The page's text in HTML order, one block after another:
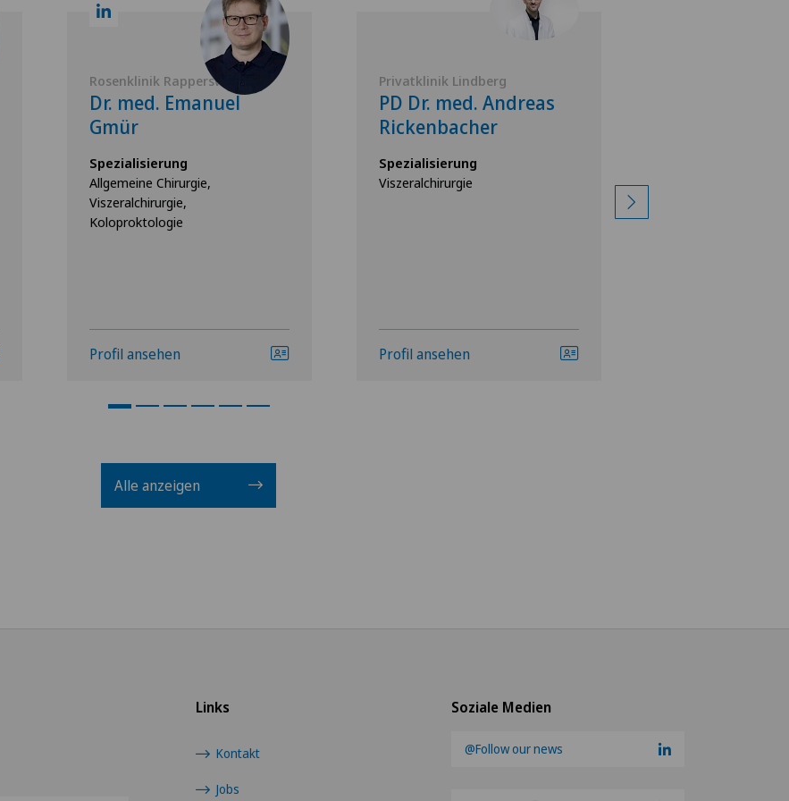
Rosenklinik Rapperswil
Dr. med. Emanuel
Gmür
Spezialisierung
Allgemeine Chirurgie,
Viszeralchirurgie,
Koloproktologie
Profil ansehen
Privatklinik Lindberg
PD Dr. med. Andreas
Rickenbacher
Spezialisierung
Viszeralchirurgie
Profil ansehen
Alle anzeigen
Soziale Medien
@Follow our news
Links
Kontakt
Jobs